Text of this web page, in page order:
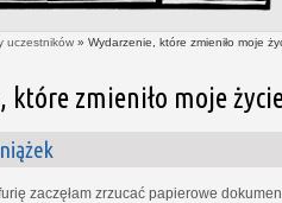
uczestników » Wydarzenie, które zmieniło moje
które zmieniło moje
zaczęłam zrzucać papierowe